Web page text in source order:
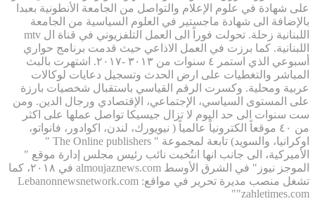
على شهادة في علوم الإعلام والتواصل من الجامعة الأنطونية بعبدا
بالإضافة الى شهادة ماجستير في العلوم السياسية من الجامعة
اللبنانية زحلة. تحولت فوراً الى العمل التلفزيوني في قناة ال mtv
اللبنانية. كما برزت في العمل الاذاعي حيث قدمت برنامج حواري
أسبوعي الذي استمر ٤ سنوات من ٣٠١٣ -٢٠١٧. اشتهرت بالبث
المباشر والتغطيات على ارض الحدث وتسجيل دعايات لوكالات
عربية ومحلية. وكسرت الرقم القياسي باستقبال شخصيات بارزة
على المستوى السياسي، الإجتماعي، الإقتصادي ورجال الدين. ومن
ست سنوات الى حد اليوم لا تزال جيسيكا تواصل عملها على اكثر
من ٤٠ موقعاً الكترونياً عالمياً ( نيويورك، لندن، اكوادور، فانواتو،
اوكرانيا، والسويد) تابعة لمجموعة " The Online publishers "
الأميركية، الى جانب انها انتُخبت نائب رئيس مجلس إدارة موقع "
الموجز نيوز" في الشرق الأوسط almoujaznews.com في ٢٠١٨، كما
تشغل منصب مديرة تحرير في مواقع: Lebanonnewsnetwork.com
"zahletimes.com"